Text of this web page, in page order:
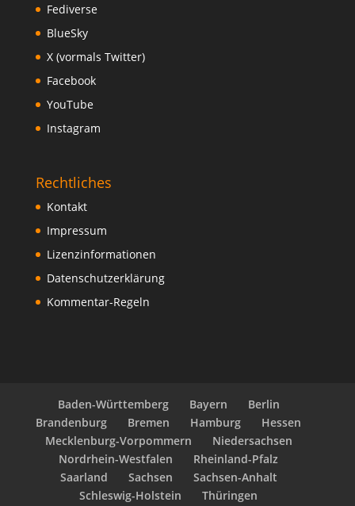
Fediverse
BlueSky
X (vormals Twitter)
Facebook
YouTube
Instagram
Rechtliches
Kontakt
Impressum
Lizenzinformationen
Datenschutzerklärung
Kommentar-Regeln
Baden-Württemberg Bayern
Berlin
Brandenburg
Bremen Hamburg
Hessen
Mecklenburg-Vorpommern
Niedersachsen
Nordrhein-Westfalen
Rheinland-Pfalz
Saarland
Sachsen
Sachsen-Anhalt
Schleswig-Holstein
Thüringen